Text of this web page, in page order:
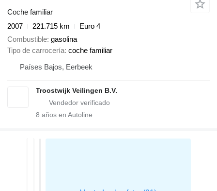
Coche familiar
2007
221.715 km
Euro 4
Combustible gasolina
Tipo de carrocería coche familiar
Países Bajos, Eerbeek
Troostwijk Veilingen B.V.
8 años en Autoline